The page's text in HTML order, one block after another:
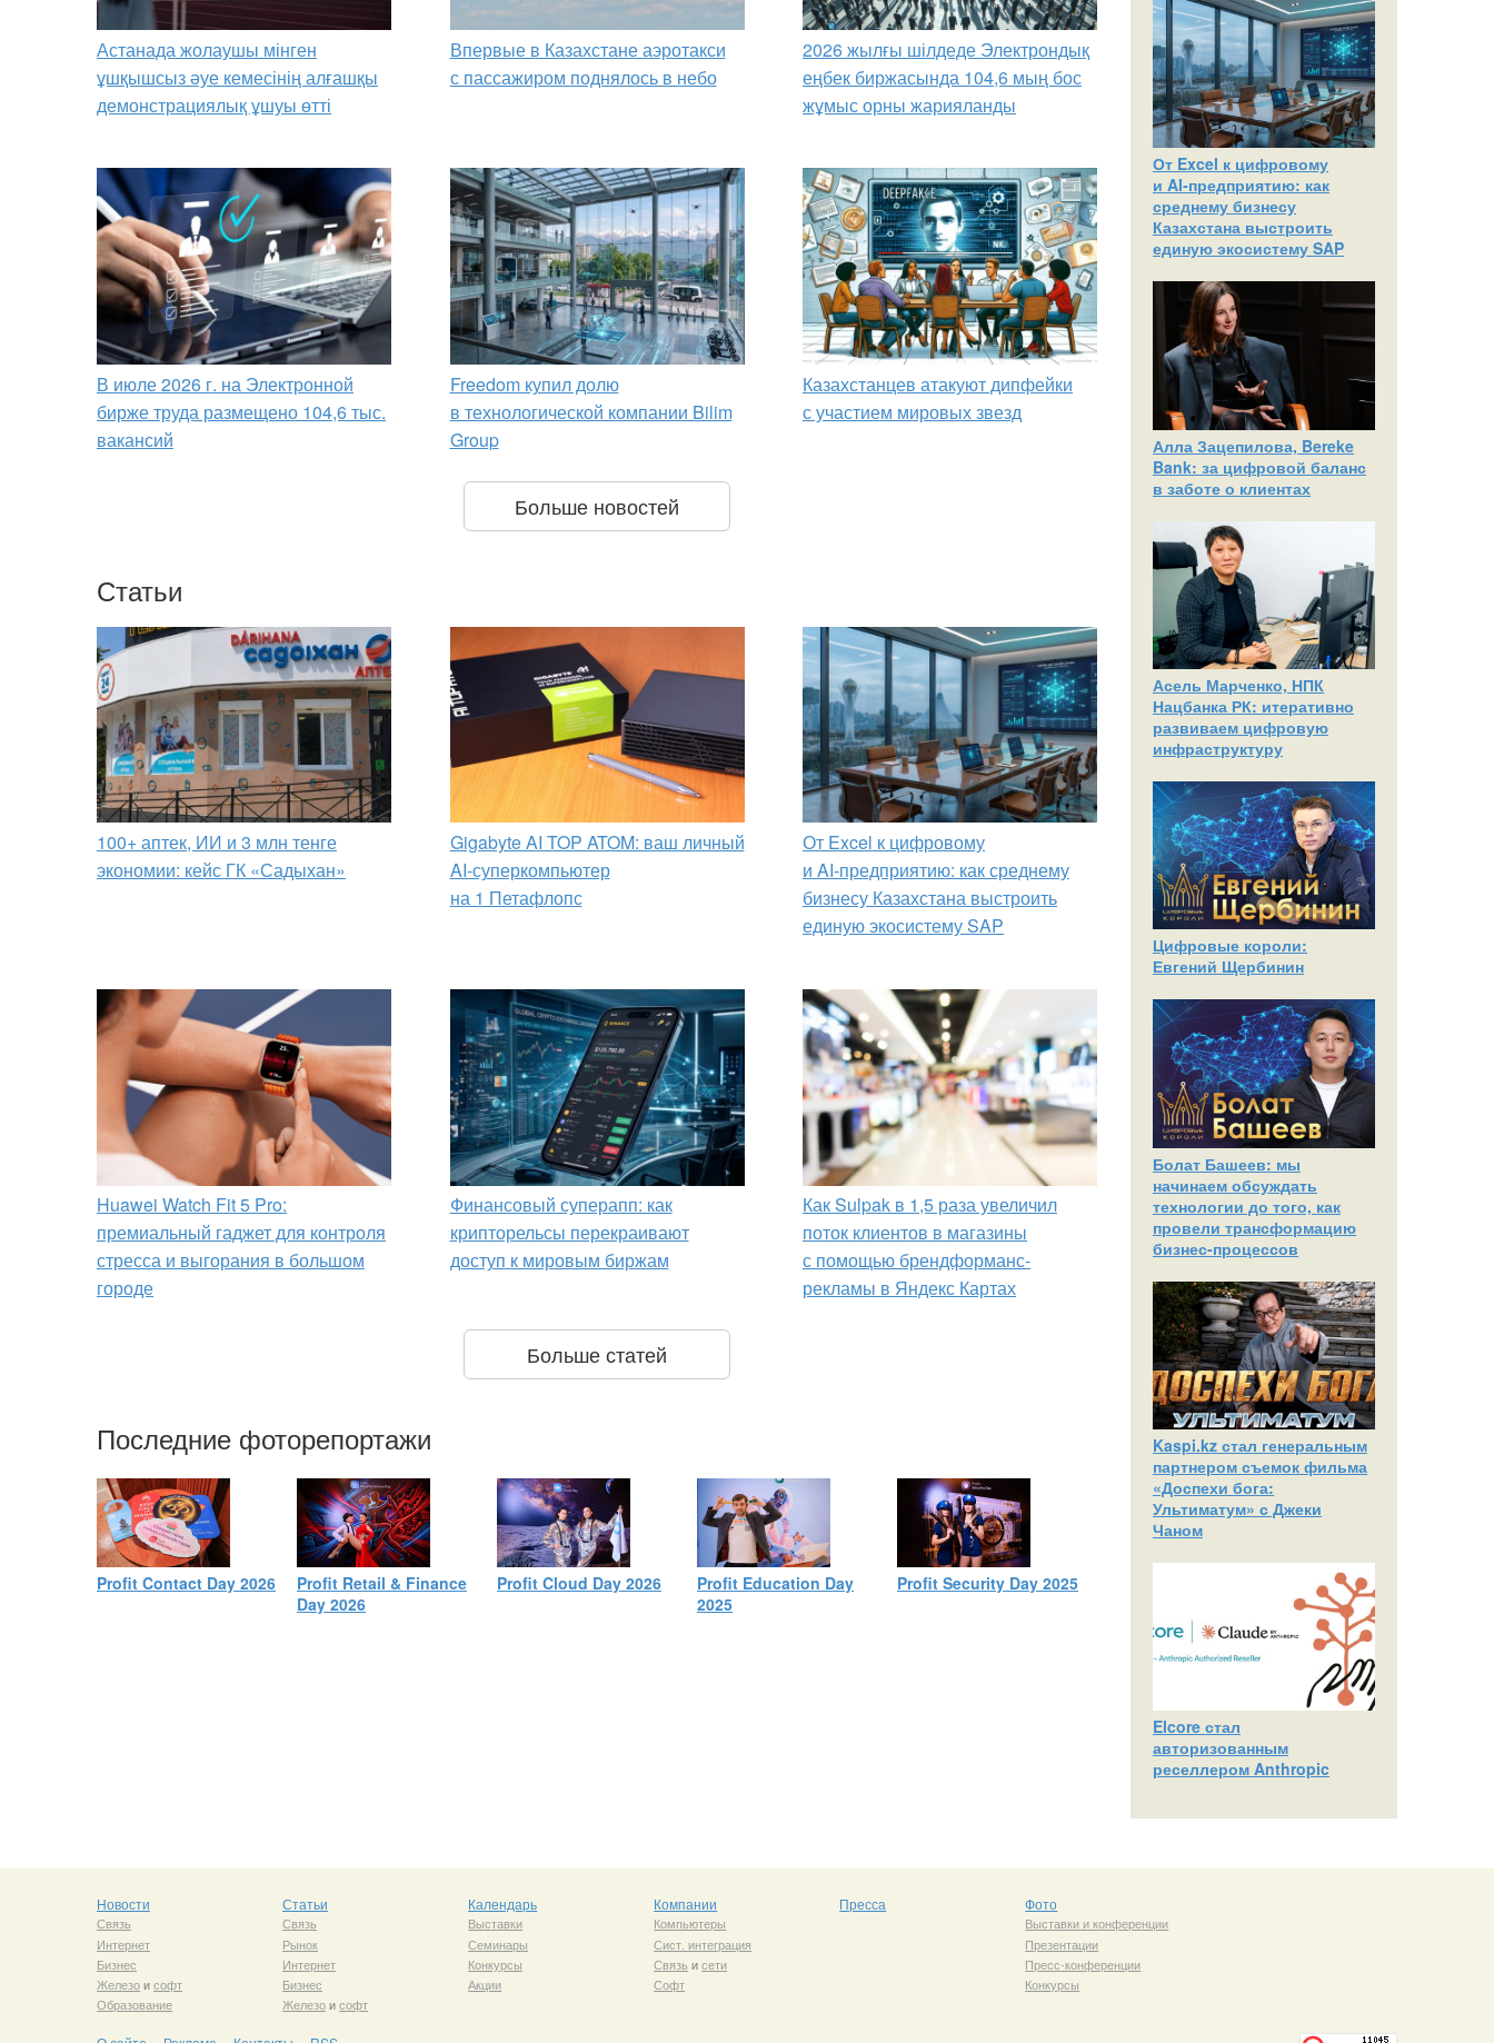
Астанада жолаушы мінген
ұшқышсыз әуе кемесінің алғашқы
демонстрациялық ұшуы өтті
Впервые в Казахстане аэротакси
с пассажиром поднялось в небо
2026 жылғы шілдеде Электрондық
еңбек биржасында 104,6 мың бос
жұмыс орны жарияланды
В июле 2026 г. на Электронной
бирже труда размещено 104,6 тыс.
вакансий
Freedom купил долю
в технологической компании Bilim
Group
Казахстанцев атакуют дипфейки
с участием мировых звезд
Больше новостей
Статьи
100+ аптек, ИИ и 3 млн тенге
экономии: кейс ГК «Садыхан»
Gigabyte AI TOP ATOM: ваш личный
AI-суперкомпьютер
на 1 Петафлопс
От Excel к цифровому
и AI‑предприятию: как среднему
бизнесу Казахстана выстроить
единую экосистему SAP
Huawei Watch Fit 5 Pro:
премиальный гаджет для контроля
стресса и выгорания в большом
городе
Финансовый суперапп: как
крипторельсы перекраивают
доступ к мировым биржам
Как Sulpak в 1,5 раза увеличил
поток клиентов в магазины
с помощью брендформанс-
рекламы в Яндекс Картах
Больше статей
Последние фоторепортажи
Profit Contact Day 2026
Profit Retail & Finance
Day 2026
Profit Cloud Day 2026
Profit Education Day
2025
Profit Security Day 2025
От Excel к цифровому
и AI‑предприятию: как
среднему бизнесу
Казахстана выстроить
единую экосистему SAP
Алла Зацепилова, Bereke
Bank: за цифровой баланс
в заботе о клиентах
Асель Марченко, НПК
Нацбанка РК: итеративно
развиваем цифровую
инфраструктуру
Цифровые короли:
Евгений Щербинин
Болат Башеев: мы
начинаем обсуждать
технологии до того, как
провели трансформацию
бизнес-процессов
Kaspi.kz стал генеральным
партнером съемок фильма
«Доспехи бога:
Ультиматум» с Джеки
Чаном
Elcore стал
авторизованным
реселлером Anthropic
Новости
Связь
Интернет
Бизнес
Железоисофт
Образование
Статьи
Связь
Рынок
Интернет
Бизнес
Железоисофт
Календарь
Выставки
Семинары
Конкурсы
Акции
Компании
Компьютеры
Сист. интеграция
Связь исети
Софт
Пресса Фото
Выставки и конференции
Презентации
Пресс-конференции
Конкурсы